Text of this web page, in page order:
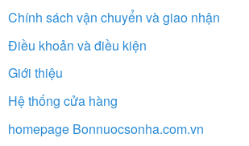
Chính sách vận chuyển và giao nhận
Điều khoản và điều kiện
Giới thiệu
Hệ thống cửa hàng
homepage Bonnuocsonha.com.vn